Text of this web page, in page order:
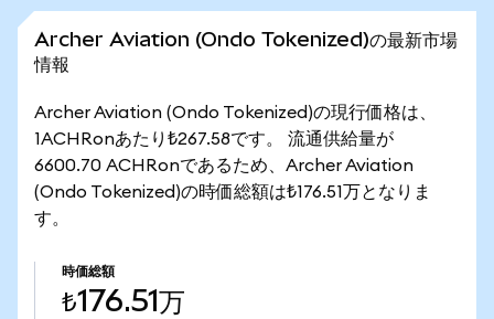
Archer Aviation (Ondo Tokenized)の最新市場
情報
Archer Aviation (Ondo Tokenized)の現行価格は、
1ACHRonあたり₺267.58です。 流通供給量が
6600.70 ACHRonであるため、Archer Aviation
(Ondo Tokenized)の時価総額は₺176.51万となりま
す。
時価総額
₺176.51万